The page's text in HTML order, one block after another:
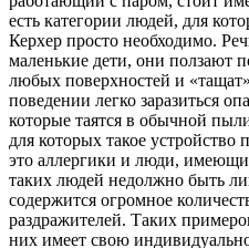
есть категории людей, для
Керхер просто необходимо.
маленькие дети, они ползают
любых поверхностей и
поведении легко заразиться
которые таятся в обычной
для которых такое
это аллергики и люди,
таких людей недолжно быть
содержится огромное
раздражителей. Таких
них имеет свою